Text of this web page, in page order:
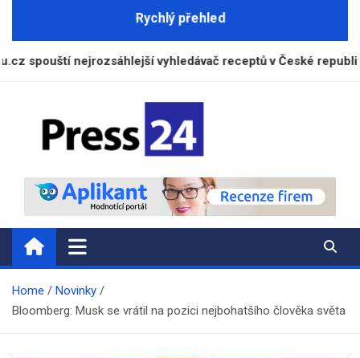
Rychlý přehled
nejrozsáhlejší vyhledávač receptů v České republice
Press24.cz
Zpravodajský a informační portál
Home
Novinky
Bloomberg: Musk se vrátil na pozici nejbohatšího člověka světa